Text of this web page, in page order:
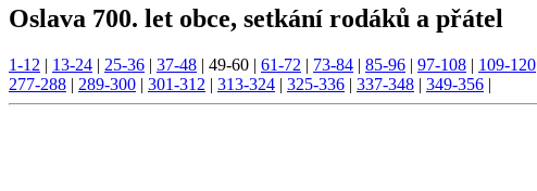
Oslava 700. let obce, setkání rodáků a přátel
1-12 | 13-24 | 25-36 | 37-48 | 49-60 | 61-72 | 73-84 | 85-96 | 97-108 | 109-120
277-288 | 289-300 | 301-312 | 313-324 | 325-336 | 337-348 | 349-356 |